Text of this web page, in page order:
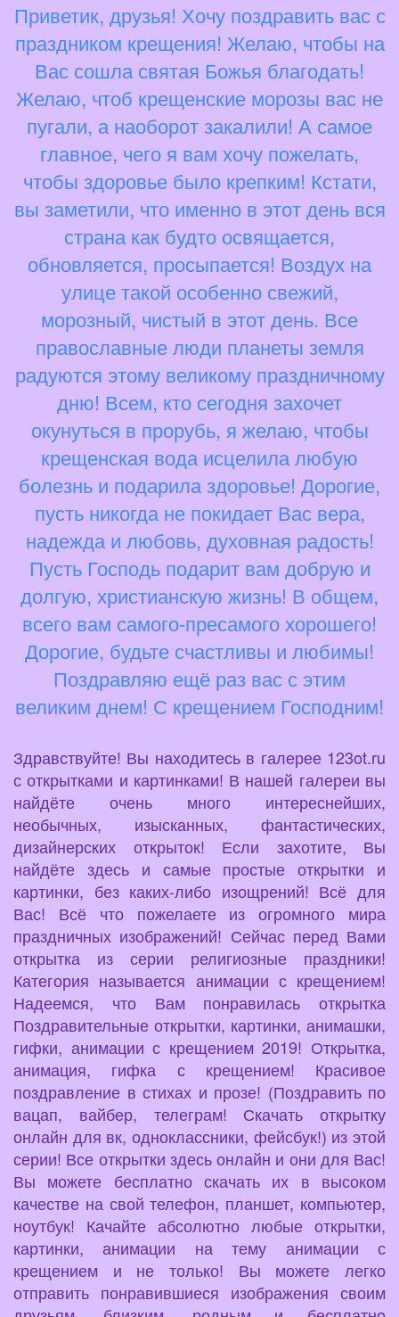
Приветик, друзья! Хочу поздравить вас с
праздником крещения! Желаю, чтобы на
Вас сошла святая Божья благодать!
Желаю, чтоб крещенские морозы вас не
пугали, а наоборот закалили! А самое
главное, чего я вам хочу пожелать,
чтобы здоровье было крепким! Кстати,
вы заметили, что именно в этот день вся
страна как будто освящается,
обновляется, просыпается! Воздух на
улице такой особенно свежий,
морозный, чистый в этот день. Все
православные люди планеты земля
радуются этому великому праздничному
дню! Всем, кто сегодня захочет
окунуться в прорубь, я желаю, чтобы
крещенская вода исцелила любую
болезнь и подарила здоровье! Дорогие,
пусть никогда не покидает Вас вера,
надежда и любовь, духовная радость!
Пусть Господь подарит вам добрую и
долгую, христианскую жизнь! В общем,
всего вам самого-пресамого хорошего!
Дорогие, будьте счастливы и любимы!
Поздравляю ещё раз вас с этим
великим днем! С крещением Господним!
Здравствуйте! Вы находитесь в галерее 123ot.ru
с открытками и картинками! В нашей галереи вы
найдёте очень много интереснейших,
необычных, изысканных, фантастических,
дизайнерских открыток! Если захотите, Вы
найдёте здесь и самые простые открытки и
картинки, без каких-либо изощрений! Всё для
Вас! Всё что пожелаете из огромного мира
праздничных изображений! Сейчас перед Вами
открытка из серии религиозные праздники!
Категория называется анимации с крещением!
Надеемся, что Вам понравилась открытка
Поздравительные открытки, картинки, анимашки,
гифки, анимации с крещением 2019! Открытка,
анимация, гифка с крещением! Красивое
поздравление в стихах и прозе! (Поздравить по
вацап, вайбер, телеграм! Скачать открытку
онлайн для вк, одноклассники, фейсбук!) из этой
серии! Все открытки здесь онлайн и они для Вас!
Вы можете бесплатно скачать их в высоком
качестве на свой телефон, планшет, компьютер,
ноутбук! Качайте абсолютно любые открытки,
картинки, анимации на тему анимации с
крещением и не только! Вы можете легко
отправить понравившиеся изображения своим